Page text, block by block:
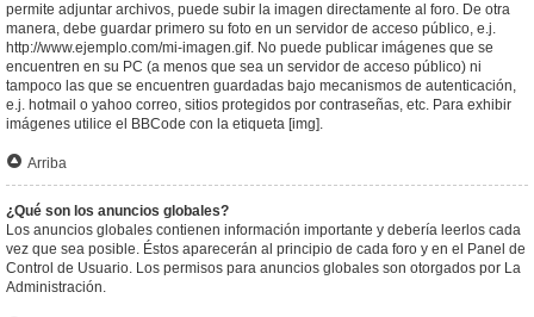
permite adjuntar archivos, puede subir la imagen directamente al foro. De otra
manera, debe guardar primero su foto en un servidor de acceso público, e.j.
http://www.ejemplo.com/mi-imagen.gif. No puede publicar imágenes que se
encuentren en su PC (a menos que sea un servidor de acceso público) ni
tampoco las que se encuentren guardadas bajo mecanismos de autenticación,
e.j. hotmail o yahoo correo, sitios protegidos por contraseñas, etc. Para exhibir
imágenes utilice el BBCode con la etiqueta [img].
Arriba
¿Qué son los anuncios globales?
Los anuncios globales contienen información importante y debería leerlos cada
vez que sea posible. Éstos aparecerán al principio de cada foro y en el Panel de
Control de Usuario. Los permisos para anuncios globales son otorgados por La
Administración.